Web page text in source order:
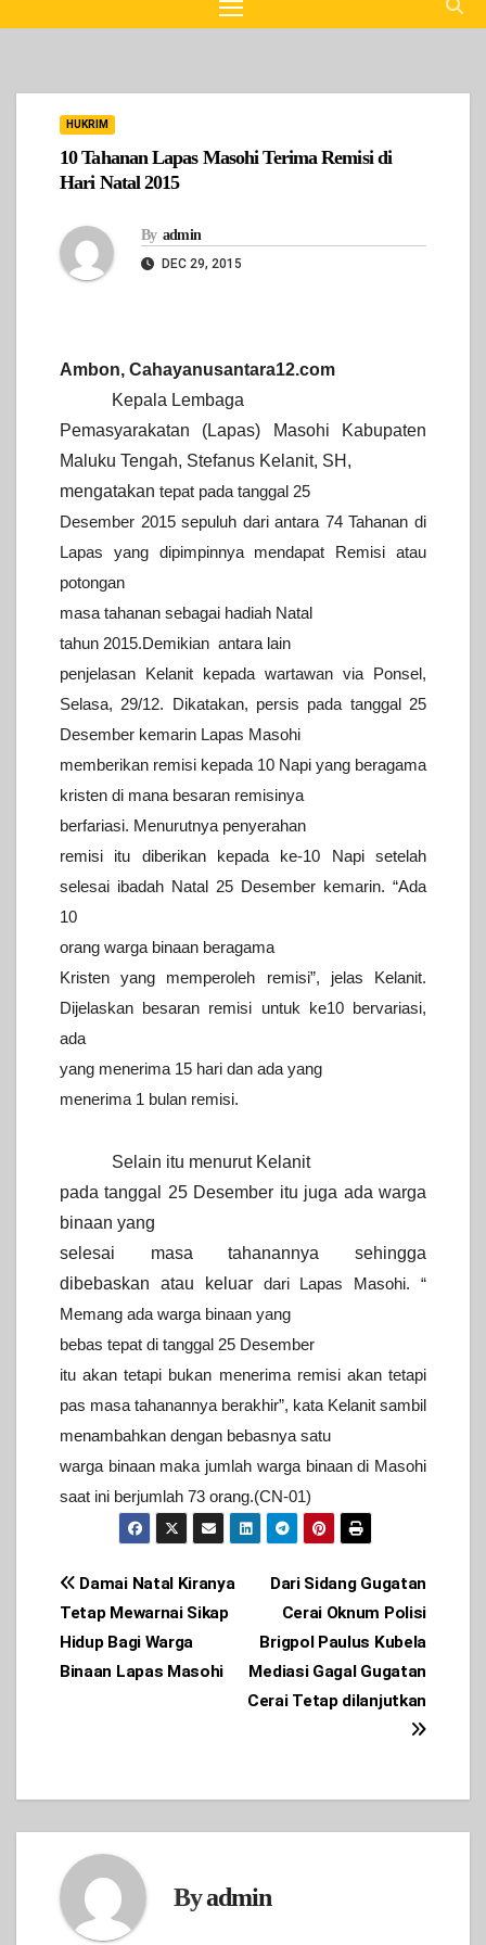
HUKRIM
10 Tahanan Lapas Masohi Terima Remisi di
Hari Natal 2015
By admin
DEC 29, 2015
Ambon, Cahayanusantara12.com
Kepala Lembaga
Pemasyarakatan (Lapas)
Masohi Kabupaten
Maluku Tengah, Stefanus Kelanit, SH,
mengatakan tepat pada tanggal 25
Desember 2015 sepuluh dari antara 74 Tahanan di
Lapas yang dipimpinnya mendapat Remisi atau
potongan
masa tahanan sebagai hadiah Natal
tahun 2015.Demikian antara lain
penjelasan Kelanit kepada wartawan via Ponsel,
Selasa, 29/12. Dikatakan, persis pada tanggal 25
Desember kemarin Lapas Masohi
memberikan remisi kepada 10 Napi yang beragama
kristen di mana besaran remisinya
berfariasi. Menurutnya penyerahan
remisi itu diberikan kepada ke-10 Napi setelah
selesai ibadah Natal 25 Desember kemarin. “Ada
10
orang warga binaan beragama
Kristen yang memperoleh remisi”, jelas Kelanit.
Dijelaskan besaran remisi untuk ke10 bervariasi,
ada
yang menerima 15 hari dan ada yang
menerima 1 bulan remisi.
Selain itu menurut Kelanit
pada tanggal 25 Desember itu juga ada warga
binaan yang
selesai masa tahanannya sehingga
dibebaskan atau keluar
dari Lapas Masohi. “
Memang ada warga binaan yang
bebas tepat di tanggal 25 Desember
itu akan tetapi bukan menerima remisi akan tetapi
pas masa tahanannya berakhir”, kata Kelanit sambil
menambahkan dengan bebasnya satu
warga binaan maka jumlah warga binaan di Masohi
saat ini berjumlah 73 orang.(CN-01)
Post
navigation
Dari Sidang Gugatan
Cerai Oknum Polisi
Brigpol Paulus Kubela
Mediasi Gagal Gugatan
Cerai Tetap dilanjutkan
Damai Natal Kiranya
Tetap Mewarnai Sikap
Hidup Bagi Warga
Binaan Lapas Masohi
Byadmin